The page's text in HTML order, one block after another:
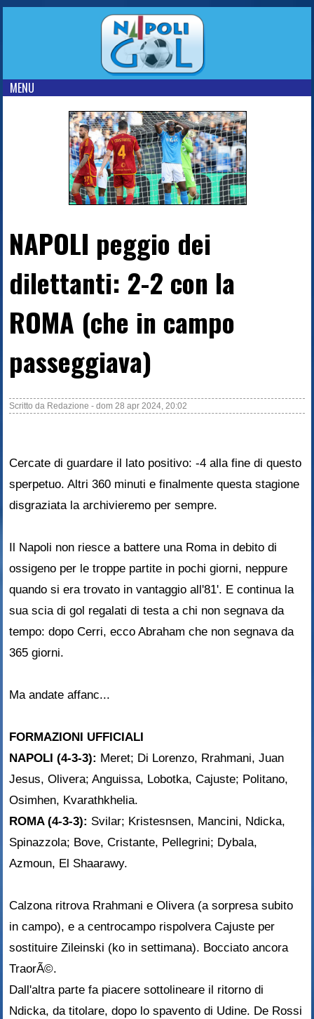
MENU
NAPOLI peggio dei
dilettanti: 2-2 con la
ROMA (che in campo
passeggiava)
Scritto da Redazione -dom 28 apr 2024, 20:02
Cercate di guardare il lato positivo: -4 alla fine di questo
sperpetuo. Altri 360 minuti e finalmente questa stagione
disgraziata la archivieremo per sempre.
Il Napoli non riesce a battere una Roma in debito di
ossigeno per le troppe partite in pochi giorni, neppure
quando si era trovato in vantaggio all'81'. E continua la
sua scia di gol regalati di testa a chi non segnava da
tempo: dopo Cerri, ecco Abraham che non segnava da
365 giorni.
Ma andate affanc...
FORMAZIONI UFFICIALI
NAPOLI (4-3-3): Meret; Di Lorenzo, Rrahmani, Juan
Jesus, Olivera; Anguissa, Lobotka, Cajuste; Politano,
Osimhen, Kvarathkhelia.
ROMA (4-3-3): Svilar; Kristesnsen, Mancini, Ndicka,
Spinazzola; Bove, Cristante, Pellegrini; Dybala,
Azmoun, El Shaarawy.
Calzona ritrova Rrahmani e Olivera (a sorpresa subito
in campo), e a centrocampo rispolvera Cajuste per
sostituire Zileinski (ko in settimana). Bocciato ancora
TraorÃ©.
Dall'altra parte fa piacere sottolineare il ritorno di
Ndicka, da titolare, dopo lo spavento di Udine. De Rossi